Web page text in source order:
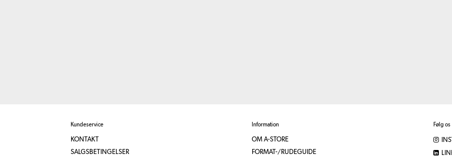
Kundeservice
KONTAKT
SALGSBETINGELSER
Information
OM A-STORE
FORMAT-/RUDEGUIDE
Følg os